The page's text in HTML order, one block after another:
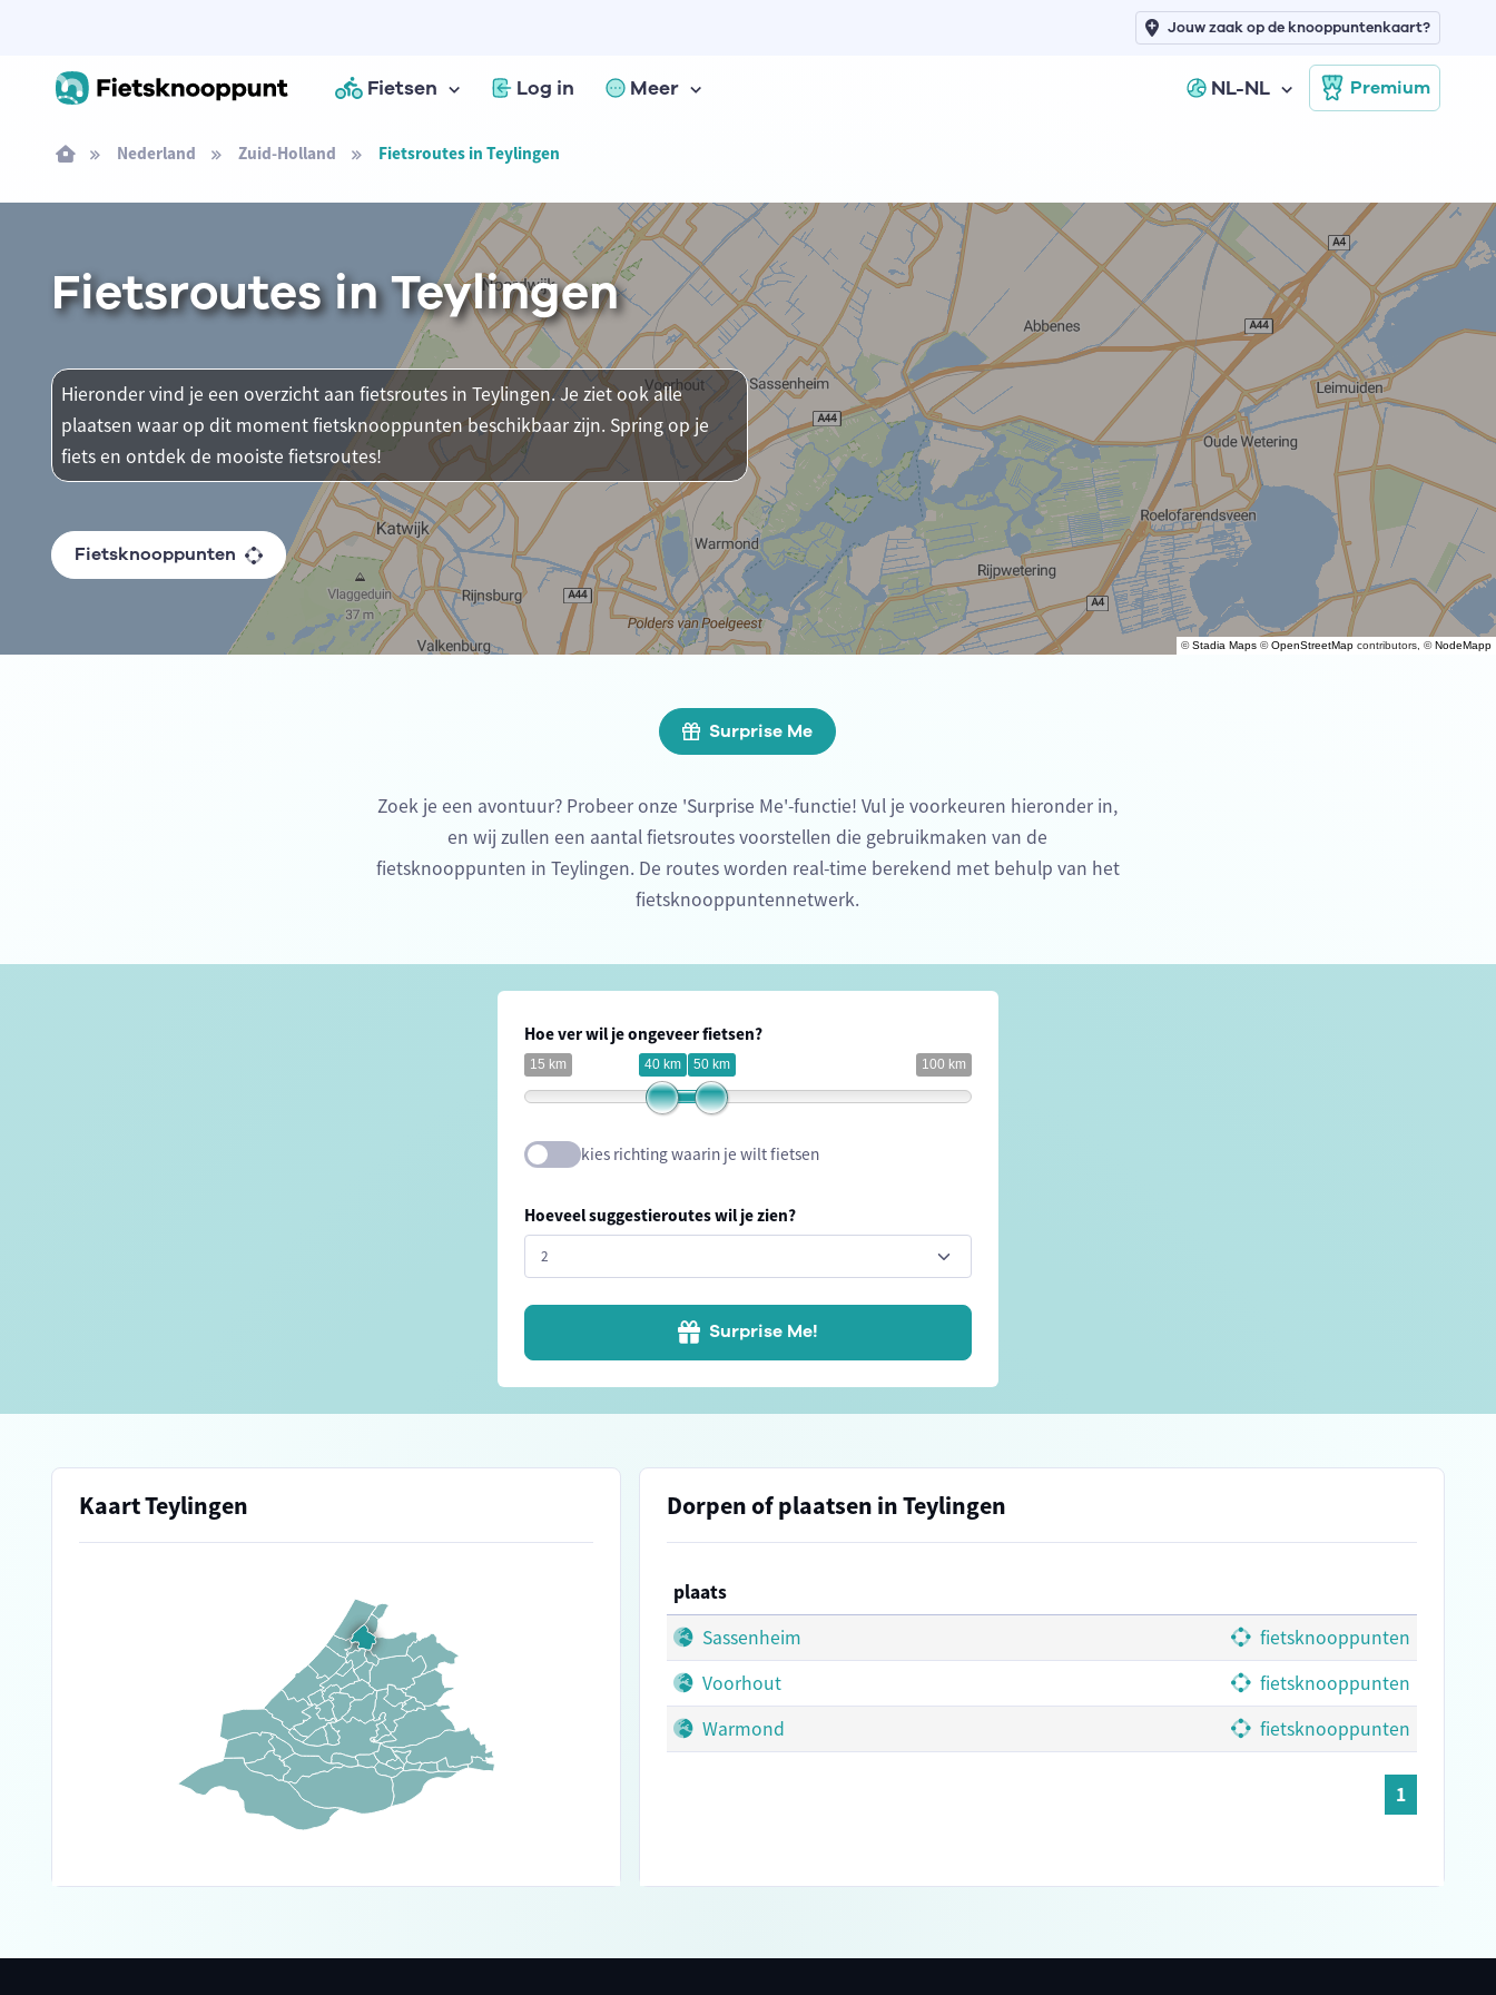
Fietsen Log in Meer NL-NL Premium
Jouw zaak op de knooppuntenkaart?
Nederland Zuid-Holland Fietsroutes in Teylingen
©Stadia Maps ©OpenStreetMap contributors, ©NodeMapp
Fietsroutes in Teylingen
Hieronder vind je een overzicht aan fietsroutes in Teylingen. Je ziet ook alle
plaatsen waar op dit moment fietsknooppunten beschikbaar zijn. Spring op je
fiets en ontdek de mooiste fietsroutes!
Fietsknooppunten
Surprise Me
Zoek je een avontuur? Probeer onze 'Surprise Me'-functie! Vul je voorkeuren hieronder in,
en wij zullen een aantal fietsroutes voorstellen die gebruikmaken van de
fietsknooppunten in Teylingen. De routes worden real-time berekend met behulp van het
fietsknooppuntennetwerk.
Hoe ver wil je ongeveer fietsen?
15 km 100 km
40 km 50 km
kies richting waarin je wilt fietsen
Hoeveel suggestieroutes wil je zien?
Surprise Me!
Kaart Teylingen Dorpen of plaatsen in Teylingen
plaats
Sassenheim
fietsknooppunten
Voorhout
fietsknooppunten
Warmond
fietsknooppunten
1